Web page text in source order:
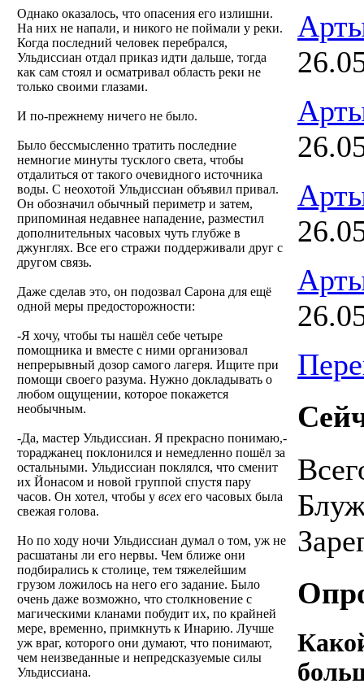
Однако оказалось, что опасения его излишни.
На них не напали, и никого не поймали у реки.
Когда последний человек перебрался,
Ульдиссиан отдал приказ идти дальше, тогда
как сам стоял и осматривал область реки не
только своими глазами.
И по-прежнему ничего не было.
Было бессмысленно тратить последние
немногие минуты тусклого света, чтобы
отдалиться от такого очевидного источника
воды. С неохотой Ульдиссиан объявил привал.
Он обозначил обычный периметр и затем,
припоминая недавнее нападение, разместил
дополнительных часовых чуть глубже в
джунглях. Все его стражи поддерживали друг с
другом связь.
Даже сделав это, он подозвал Сарона для ещё
одной меры предосторожности:
-Я хочу, чтобы ты нашёл себе четыре
помощника и вместе с ними организовал
непрерывный дозор самого лагеря. Ищите при
помощи своего разума. Нужно докладывать о
любом ощущении, которое покажется
необычным.
-Да, мастер Ульдиссиан. Я прекрасно понимаю,-
тораджанец поклонился и немедленно пошёл за
остальными. Ульдиссиан поклялся, что сменит
их Йонасом и новой группой спустя пару
часов. Он хотел, чтобы у всех его часовых была
свежая голова.
Но по ходу ночи Ульдиссиан думал о том, уж не
расшатаны ли его нервы. Чем ближе они
подбирались к столице, тем тяжелейшим
грузом ложилось на него его задание. Было
очень даже возможно, что столкновение с
магическими кланами побудит их, по крайней
мере, временно, примкнуть к Инарию. Лучше
уж враг, которого они думают, что понимают,
чем неизведанные и непредсказуемые силы
Ульдиссиана.